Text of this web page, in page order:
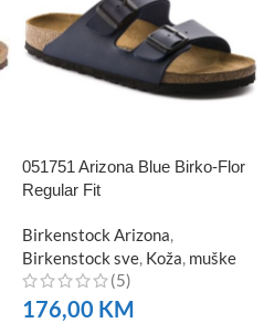
051751 Arizona Blue Birko-Flor
Regular Fit
Birkenstock Arizona
Birkenstock sve Koža muške
(5)
176,00 KM